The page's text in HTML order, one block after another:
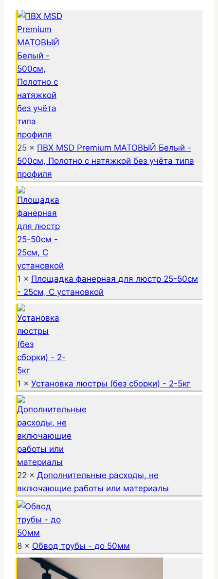
25 × ПВХ MSD Premium МАТОВЫЙ Белый -
500см, Полотно с натяжкой без учёта типа
профиля
1 × Площадка фанерная для люстр 25-50см
- 25см, С установкой
1 × Установка люстры (без сборки) - 2-5кг
22 × Дополнительные расходы, не
включающие работы или материалы
8 × Обвод трубы - до 50мм